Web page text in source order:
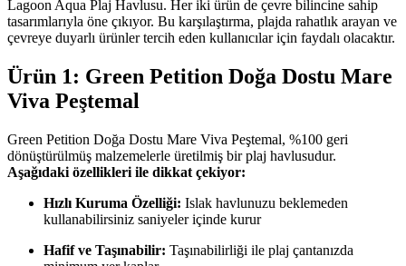
Lagoon Aqua Plaj Havlusu. Her iki ürün de çevre bilincine sahip
tasarımlarıyla öne çıkıyor. Bu karşılaştırma, plajda rahatlık arayan ve
çevreye duyarlı ürünler tercih eden kullanıcılar için faydalı olacaktır.
Ürün 1: Green Petition Doğa Dostu Mare
Viva Peştemal
Green Petition Doğa Dostu Mare Viva Peştemal, %100 geri
dönüştürülmüş malzemelerle üretilmiş bir plaj havlusudur.
Aşağıdaki özellikleri ile dikkat çekiyor:
Hızlı Kuruma Özelliği: Islak havlunuzu beklemeden
kullanabilirsiniz saniyeler içinde kurur
Hafif ve Taşınabilir: Taşınabilirliği ile plaj çantanızda